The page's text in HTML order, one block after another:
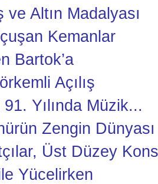
Altın Madalyası
Kemanlar
Bartok’a
Açılış
Yılında Müzik...
Zengin Dünyası
Üst Düzey
Yücelirken